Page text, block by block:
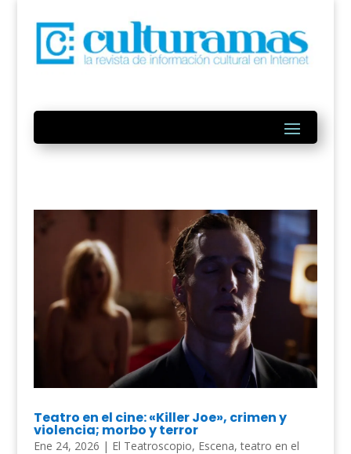
Teatro en el cine: «Killer Joe», crimen y
violencia; morbo y terror
Ene 24, 2026 | El Teatroscopio, Escena,teatro en el